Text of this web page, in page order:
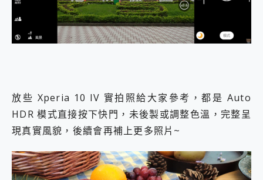
放些 Xperia 10 IV 實拍照給大家參考，都是 Auto
HDR 模式直接按下快門，未後製或調整色溫，完整呈
現真實風貌，後續會再補上更多照片~